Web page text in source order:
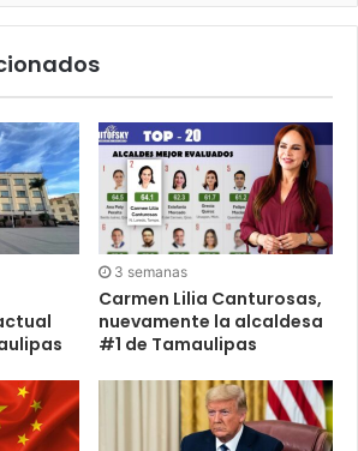
3 semanas
Carmen Lilia Canturosas,
nuevamente la alcaldesa
#1 de Tamaulipas